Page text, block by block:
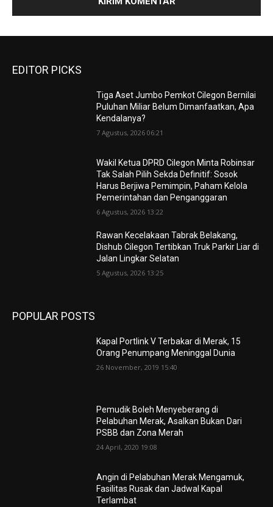
EDITOR PICKS
Tiga Aset Jumbo Pemkot Cilegon Bernilai
Puluhan Miliar Belum Dimanfaatkan, Apa
Kendalanya?
7 Agustus, 2026 06:21
Wakil Ketua DPRD Cilegon Minta Robinsar
Tak Salah Pilih Sekda Definitif: Sosok
Harus Berjiwa Pemimpin, Paham Kelola
Pemerintahan dan Penganggaran
6 Agustus, 2026 13:22
Rawan Kecelakaan Tabrak Belakang,
Dishub Cilegon Tertibkan Truk Parkir Liar di
Jalan Lingkar Selatan
5 Agustus, 2026 13:25
POPULAR POSTS
Kapal Portlink V Terbakar di Merak, 15
Orang Penumpang Meninggal Dunia
26 November, 2019 15:40
Pemudik Boleh Menyeberang di
Pelabuhan Merak, Asalkan Bukan Dari
PSBB dan Zona Merah
24 April, 2020 19:08
Angin di Pelabuhan Merak Mengamuk,
Fasilitas Rusak dan Jadwal Kapal
Terlambat